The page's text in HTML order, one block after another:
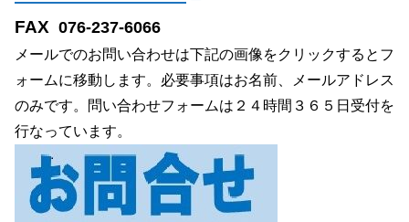
FAX 076-237-6066
メールでのお問い合わせは下記の画像をクリックするとフ
ォームに移動します。必要事項はお名前、メールアドレス
のみです。問い合わせフォームは２４時間３６５日受付を
行なっています。